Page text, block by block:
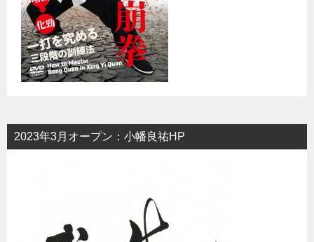
2023年3月オープン：小幡良祐HP